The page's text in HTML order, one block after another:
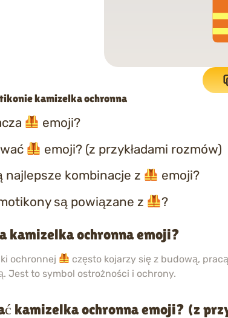
kamizelka ochronna
emoji?
emoji? (z przykładami rozmów)
najlepsze kombinacje z
emoji?
są powiązane z
?
kamizelka ochronna emoji?
ochronnej
często kojarzy się z budową,
Jest to symbol ostrożności i ochrony.
kamizelka ochronna emoji? (z